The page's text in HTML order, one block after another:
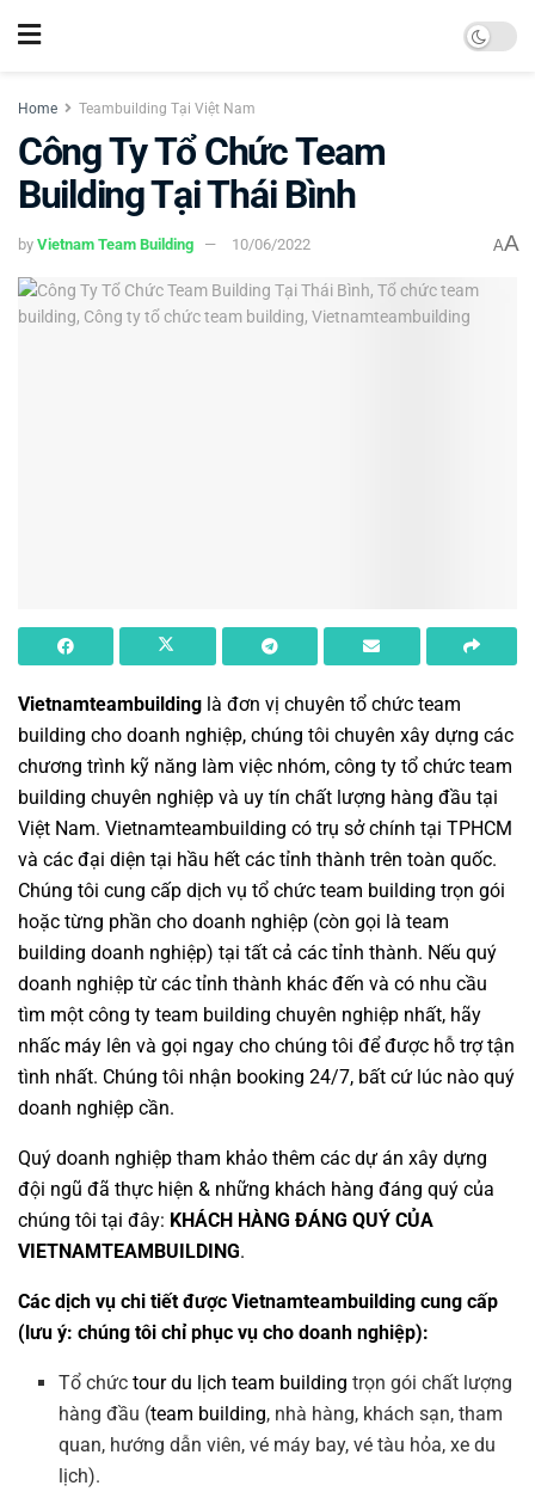
Home Teambuilding Tại Việt Nam
Công Ty Tổ Chức Team
Building Tại Thái Bình
by Vietnam Team Building 10/06/2022 AA
Vietnamteambuilding là đơn vị chuyên tổ chức team
building cho doanh nghiệp, chúng tôi chuyên xây dựng các
chương trình kỹ năng làm việc nhóm, công ty tổ chức team
building chuyên nghiệp và uy tín chất lượng hàng đầu tại
Việt Nam. Vietnamteambuilding có trụ sở chính tại TPHCM
và các đại diện tại hầu hết các tỉnh thành trên toàn quốc.
Chúng tôi cung cấp dịch vụ tổ chức team building trọn gói
hoặc từng phần cho doanh nghiệp (còn gọi là team
building doanh nghiệp) tại tất cả các tỉnh thành. Nếu quý
doanh nghiệp từ các tỉnh thành khác đến và có nhu cầu
tìm một công ty team building chuyên nghiệp nhất, hãy
nhấc máy lên và gọi ngay cho chúng tôi để được hỗ trợ tận
tình nhất. Chúng tôi nhận booking 24/7, bất cứ lúc nào quý
doanh nghiệp cần.
Quý doanh nghiệp tham khảo thêm các dự án xây dựng
đội ngũ đã thực hiện & những khách hàng đáng quý của
chúng tôi tại đây: KHÁCH HÀNG ĐÁNG QUÝ CỦA
VIETNAMTEAMBUILDING.
Các dịch vụ chi tiết được Vietnamteambuilding cung cấp
(lưu ý: chúng tôi chỉ phục vụ cho doanh nghiệp):
Tổ chứctour du lịch team building trọn gói chất lượng
hàng đầu (team building, nhà hàng, khách sạn, tham
quan, hướng dẫn viên, vé máy bay, vé tàu hỏa, xe du
lịch).